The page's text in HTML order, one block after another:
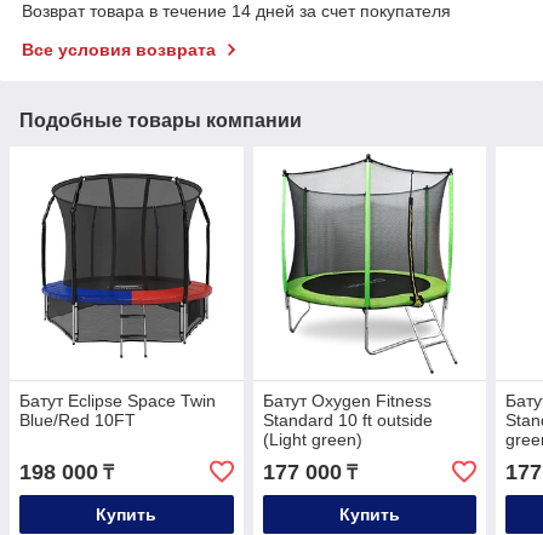
Возврат товара в течение 14 дней за счет покупателя
Все условия возврата
Подобные товары компании
Батут Eclipse Space Twin
Blue/Red 10FT
198 000 ₸
Купить
Батут Oxygen Fitness
Standard 10 ft outside
(Light green)
177 000₸
Купить